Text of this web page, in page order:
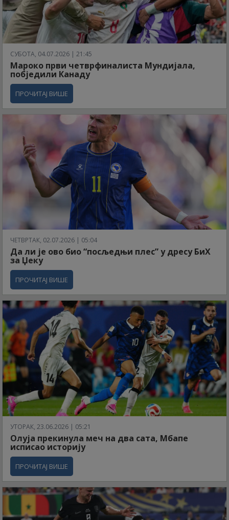
СУБОТА, 04.07.2026 | 21:45
Мароко први четврфиналиста Мундијала,
побједили Канаду
ПРОЧИТАЈ ВИШЕ
ЧЕТВРТАК, 02.07.2026 | 05:04
Да ли је ово био “посљедњи плес” у дресу БиХ
за Џеку
ПРОЧИТАЈ ВИШЕ
УТОРАК, 23.06.2026 | 05:21
Олуја прекинула меч на два сата, Мбапе
исписао историју
ПРОЧИТАЈ ВИШЕ